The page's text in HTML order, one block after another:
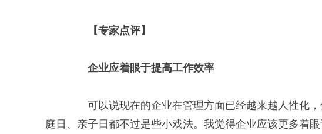
【专家点评】
企业应着眼于提高工作效率
可以说现在的企业在管理方面已经越来越人性化，
庭日、亲子日都不过是些小戏法。我觉得企业应该更多着